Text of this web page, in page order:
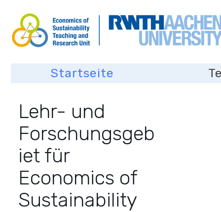
Startseite
Lehr- und
Forschungsgeb
iet für
Economics of
Sustainability